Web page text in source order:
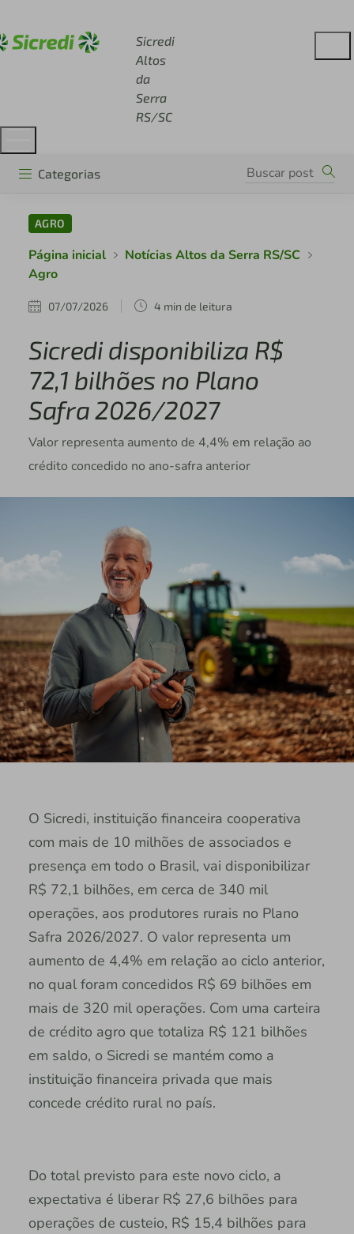
Sicredi
Altos
da
Serra
RS/SC
Categorias
AGRO
Página inicial
Notícias Altos da Serra RS/SC
Agro
07/07/2026 4 min de leitura
Sicredi disponibiliza R$
72,1 bilhões no Plano
Safra 2026/2027
Valor representa aumento de 4,4% em relação ao
crédito concedido no ano-safra anterior
O Sicredi, instituição financeira cooperativa
com mais de 10 milhões de associados e
presença em todo o Brasil, vai disponibilizar
R$ 72,1 bilhões, em cerca de 340 mil
operações, aos produtores rurais no Plano
Safra 2026/2027. O valor representa um
aumento de 4,4% em relação ao ciclo anterior,
no qual foram concedidos R$ 69 bilhões em
mais de 320 mil operações. Com uma carteira
de crédito agro que totaliza R$ 121 bilhões
em saldo, o Sicredi se mantém como a
instituição financeira privada que mais
concede crédito rural no país.
Do total previsto para este novo ciclo, a
expectativa é liberar R$ 27,6 bilhões para
operações de custeio, R$ 15,4 bilhões para